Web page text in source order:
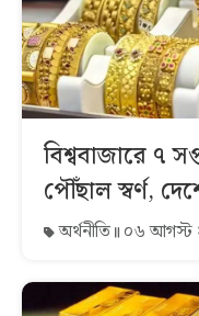
বিশ্ববাজারে ৭
পৌঁছাল স্বর্ণ,
অর্থনীতি ০৬ আগস্ট